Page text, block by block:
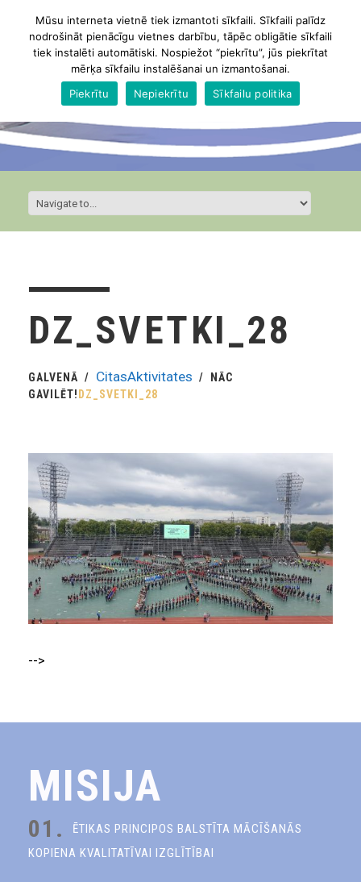
DZ_SVETKI_28
GALVENĀ CitasAktivitates
NĀC
GAVILĒT! DZ_SVETKI_28
-->
MISIJA
01.
ĒTIKAS PRINCIPOS BALSTĪTA MĀCĪŠANĀS
KOPIENA KVALITATĪVAI IZGLĪTĪBAI
Mūsu interneta vietnē tiek izmantoti sīkfaili. Sīkfaili palīdz
nodrošināt pienācīgu vietnes darbību, tāpēc obligātie sīkfaili
tiek instalēti automātiski. Nospiežot “piekrītu”, jūs piekrītat
mērķa sīkfailu instalēšanai un izmantošanai.
Piekrītu
Nepiekrītu Sīkfailu politika